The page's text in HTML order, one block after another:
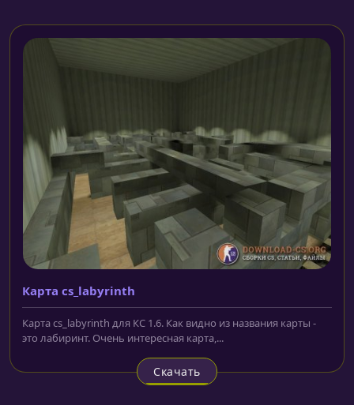
Карта cs_labyrinth
Карта cs_labyrinth для КС 1.6. Как видно из названия карты -
это лабиринт. Очень интересная карта,...
Скачать